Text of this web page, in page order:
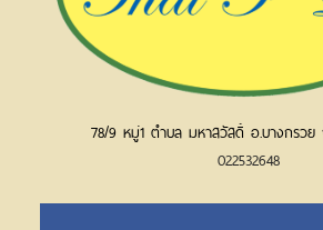
78/9 หมู่1 ตำบล มหาสวัสดิ์ อ.บางกรวย
022532648